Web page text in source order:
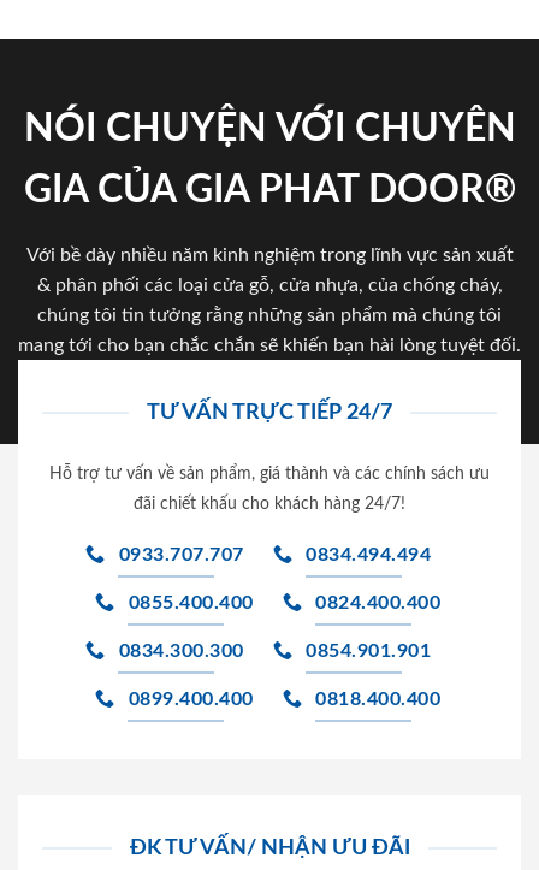
NÓI CHUYỆN VỚI CHUYÊN
GIA CỦA GIA PHAT DOOR®
Với bề dày nhiều năm kinh nghiệm trong lĩnh vực sản xuất
& phân phối các loại cửa gỗ, cửa nhựa, của chống cháy,
chúng tôi tin tưởng rằng những sản phẩm mà chúng tôi
mang tới cho bạn chắc chắn sẽ khiến bạn hài lòng tuyệt đối.
TƯ VẤN TRỰC TIẾP 24/7
Hỗ trợ tư vấn về sản phẩm, giá thành và các chính sách ưu
đãi chiết khấu cho khách hàng 24/7!
0933.707.707 0834.494.494
0855.400.400 0824.400.400
0834.300.300 0854.901.901
0899.400.400 0818.400.400
ĐK TƯ VẤN/ NHẬN ƯU ĐÃI